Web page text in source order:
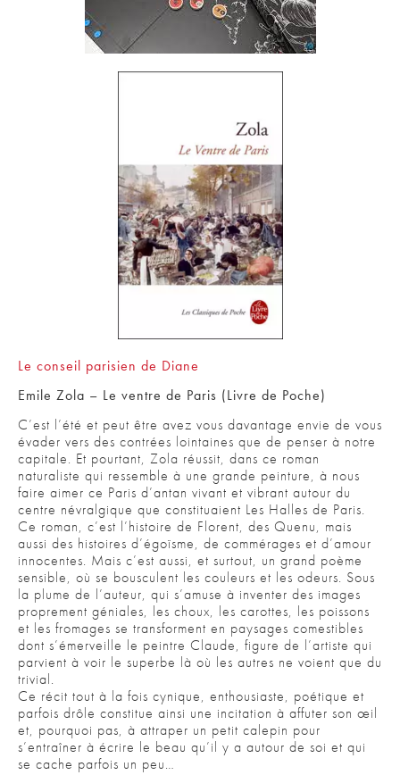
Le conseil parisien de Diane
Emile Zola – Le ventre de Paris (Livre de Poche)
C’est l’été et peut être avez vous davantage envie de vous
évader vers des contrées lointaines que de penser à notre
capitale. Et pourtant, Zola réussit, dans ce roman
naturaliste qui ressemble à une grande peinture, à nous
faire aimer ce Paris d’antan vivant et vibrant autour du
centre névralgique que constituaient Les Halles de Paris.
Ce roman, c’est l’histoire de Florent, des Quenu, mais
aussi des histoires d’égoïsme, de commérages et d’amour
innocentes. Mais c’est aussi, et surtout, un grand poème
sensible, où se bousculent les couleurs et les odeurs. Sous
la plume de l’auteur, qui s’amuse à inventer des images
proprement géniales, les choux, les carottes, les poissons
et les fromages se transforment en paysages comestibles
dont s’émerveille le peintre Claude, figure de l’artiste qui
parvient à voir le superbe là où les autres ne voient que du
trivial.
Ce récit tout à la fois cynique, enthousiaste, poétique et
parfois drôle constitue ainsi une incitation à affuter son œil
et, pourquoi pas, à attraper un petit calepin pour
s’entraîner à écrire le beau qu’il y a autour de soi et qui
se cache parfois un peu…